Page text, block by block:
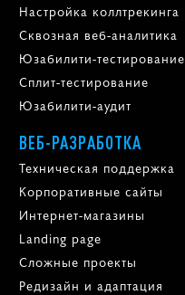
Настройка коллтрекинга
Сквозная веб-аналитика
Юзабилити-тестирование
Сплит-тестирование
Юзабилити-аудит
ВЕБ-РАЗРАБОТКА
Техническая поддержка
Корпоративные сайты
Интернет-магазины
Landing page
Сложные проекты
Редизайн и адаптация